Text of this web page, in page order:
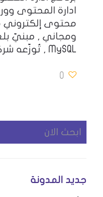
ادارة المحتوى
محتوى إلكتروني
MySQL , تُوزّعه شركة
0
جديد المدونة